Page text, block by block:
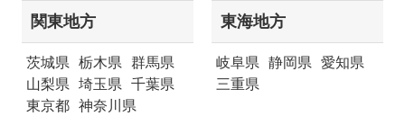
関東地方
茨城県 栃木県
群馬県
山梨県
埼玉県
千葉県
東京都
神奈川県
東海地方
岐阜県 静岡県
愛知県
三重県